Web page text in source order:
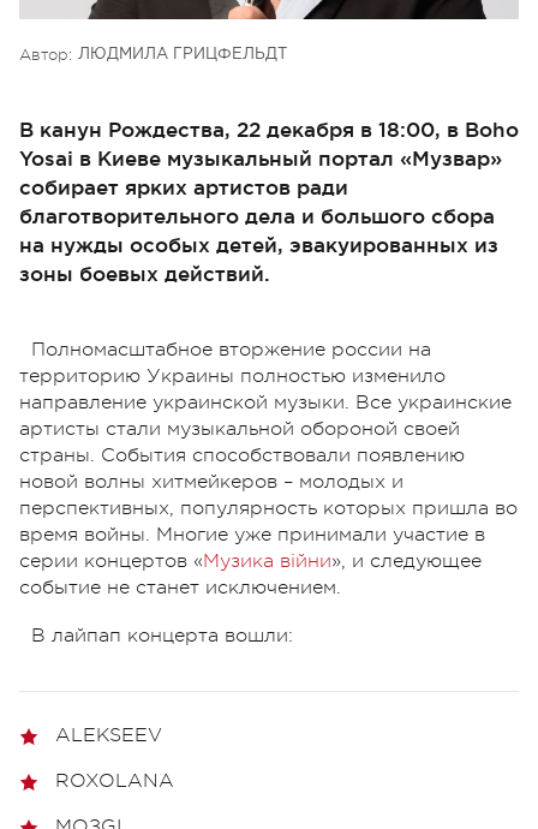
Автор: ЛЮДМИЛА ГРИЦФЕЛЬДТ
В канун Рождества, 22 декабря в 18:00, в Boho
Yosai в Киеве музыкальный портал «Музвар»
собирает ярких артистов ради
благотворительного дела и большого сбора
на нужды особых детей, эвакуированных из
зоны боевых действий.
Полномасштабное вторжение россии на
территорию Украины полностью изменило
направление украинской музыки. Все украинские
артисты стали музыкальной обороной своей
страны. События способствовали появлению
новой волны хитмейкеров – молодых и
перспективных, популярность которых пришла во
время войны. Многие уже принимали участие в
серии концертов «Музика війни», и следующее
событие не станет исключением.
В лайпап концерта вошли:
ALEKSEEV
ROXOLANA